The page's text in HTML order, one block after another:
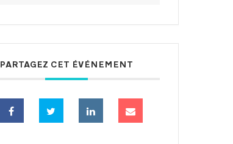
PARTAGEZ CET ÉVÉNEMENT